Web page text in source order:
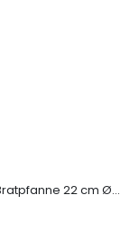
Größere Servierpfanne / Bratpfanne 22 cm Ø (5 cm hoch)